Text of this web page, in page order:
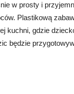
w prosty i
Plastikową
kuchni, gdzie
będzie